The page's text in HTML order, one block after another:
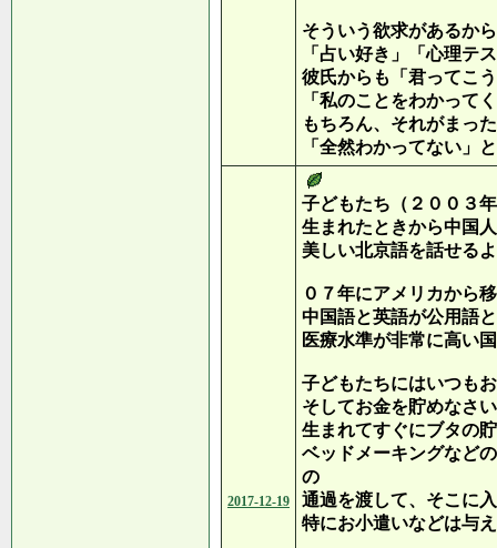
そういう欲求があるか
「占い好き」「心理テ
彼氏からも「君ってこ
「私のことをわかって
もちろん、それがまっ
「全然わかってない」
2017-12-19
子どもたち（２００３
生まれたときから中国
美しい北京語を話せる
０７年にアメリカから
中国語と英語が公用語
医療水準が非常に高い
子どもたちにはいつも
そしてお金を貯めなさ
生まれてすぐにブタの
ベッドメーキングなど
の
通過を渡して、そこに
特にお小遣いなどは与